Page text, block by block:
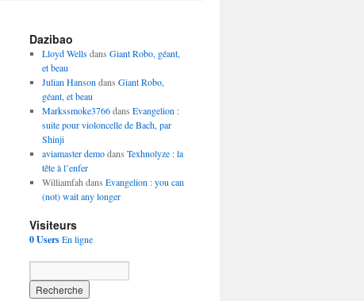
Dazibao
Lloyd Wellsdans Giant Robo, géant,
et beau
Julian Hanson dans Giant Robo,
géant, et beau
Markssmoke3766dans Evangelion :
suite pour violoncelle de Bach, par
Shinji
aviamaster demodans Texhnolyze : la
tête à l’enfer
Williamfah dans Evangelion : you can
(not) wait any longer
Visiteurs
0 UsersEn ligne